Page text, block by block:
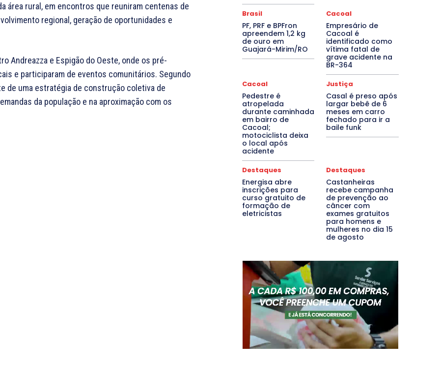
área rural, em encontros que reuniram centenas de
regional, geração de oportunidades e
Andreazza e Espigão do Oeste, onde os pré-
e participaram de eventos comunitários. Segundo
de uma estratégia de construção coletiva de
da população e na aproximação com os
Brasil
PF, PRF e BPFron
apreendem 1,2 kg
de ouro em
Guajará-Mirim/RO
Cacoal
Empresário de
Cacoal é
identificado como
vítima fatal de
grave acidente na
BR-364
Cacoal
Pedestre é
atropelada
durante caminhada
em bairro de
Cacoal;
motociclista deixa
o local após
acidente
Justiça
Casal é preso após
largar bebê de 6
meses em carro
fechado para ir a
baile funk
Destaques
Energisa abre
inscrições para
curso gratuito de
formação de
eletricistas
Destaques
Castanheiras
recebe campanha
de prevenção ao
câncer com
exames gratuitos
para homens e
mulheres no dia 15
de agosto